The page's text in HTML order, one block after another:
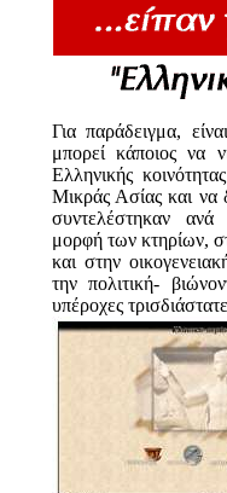
Για παράδειγμα,
μπορεί κάποιος να
Ελληνικής
Μικράς Ασίας και να
συντελέστηκαν
μορφή των κτηρίων,
και στην
την πολιτική-
υπέροχες